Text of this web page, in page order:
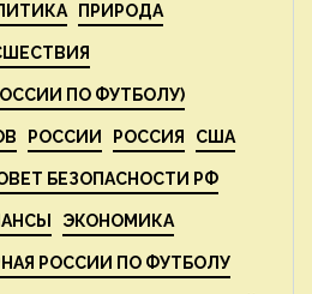
ПРИРОДА
ПО ФУТБОЛУ)
РОССИИ РОССИЯ США
БЕЗОПАСНОСТИ РФ
ЭКОНОМИКА
РОССИИ ПО ФУТБОЛУ